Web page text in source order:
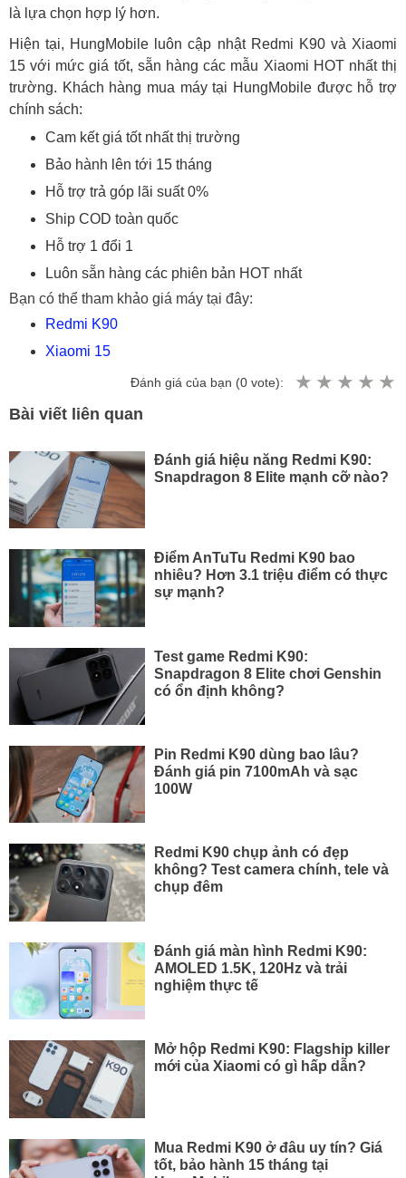
là lựa chọn hợp lý hơn.
Hiện tại, HungMobile luôn cập nhật Redmi K90 và Xiaomi
15 với mức giá tốt, sẵn hàng các mẫu Xiaomi HOT nhất thị
trường. Khách hàng mua máy tại HungMobile được hỗ trợ
chính sách:
Cam kết giá tốt nhất thị trường
Bảo hành lên tới 15 tháng
Hỗ trợ trả góp lãi suất 0%
Ship COD toàn quốc
Hỗ trợ 1 đổi 1
Luôn sẵn hàng các phiên bản HOT nhất
Bạn có thể tham khảo giá máy tại đây:
Redmi K90
Xiaomi 15
Đánh giá của bạn (0 vote):
Bài viết liên quan
Đánh giá hiệu năng Redmi K90:
Snapdragon 8 Elite mạnh cỡ nào?
Điểm AnTuTu Redmi K90 bao
nhiêu? Hơn 3.1 triệu điểm có thực
sự mạnh?
Test game Redmi K90:
Snapdragon 8 Elite chơi Genshin
có ổn định không?
Pin Redmi K90 dùng bao lâu?
Đánh giá pin 7100mAh và sạc
100W
Redmi K90 chụp ảnh có đẹp
không? Test camera chính, tele và
chụp đêm
Đánh giá màn hình Redmi K90:
AMOLED 1.5K, 120Hz và trải
nghiệm thực tế
Mở hộp Redmi K90: Flagship killer
mới của Xiaomi có gì hấp dẫn?
Mua Redmi K90 ở đâu uy tín? Giá
tốt, bảo hành 15 tháng tại